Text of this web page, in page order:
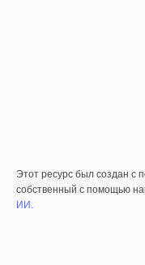
Этот ресурс был создан с
собственный с помощью
ИИ.